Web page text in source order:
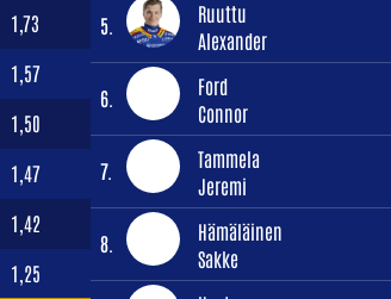
1,73
1,57
1,50
1,47
1,42
1,25
5.
Ruuttu
Alexander
6.
Ford
Connor
7.
Tammela
Jeremi
8.
Hämäläinen
Sakke